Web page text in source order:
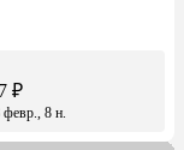
₽
8 н.